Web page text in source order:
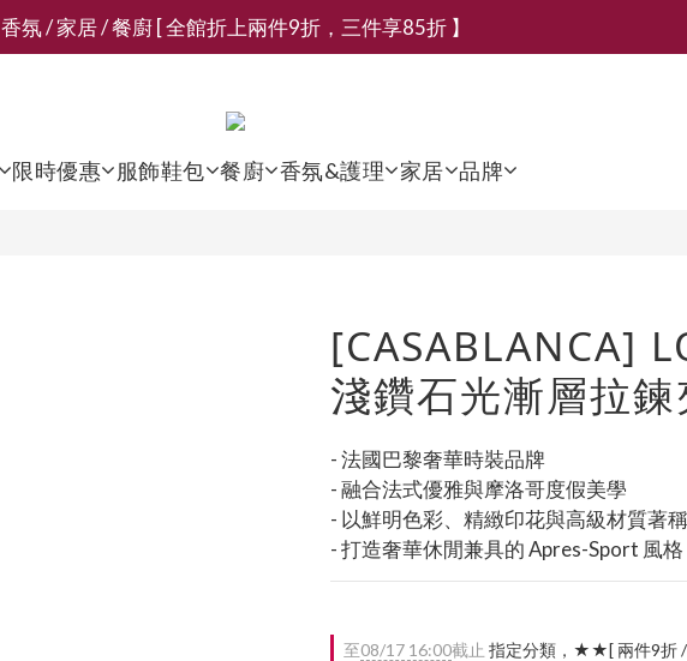
新會員募集現領抵用千元購物金
香氛 / 家居 / 餐廚 [ 全館折上兩件9折，三件享85折 】
限時優惠 服飾鞋包 餐廚 香氛&護理 家居 品牌
[CASABLANCA]
淺鑽石光漸層拉鍊
- 法國巴黎奢華時裝品牌
- 融合法式優雅與摩洛哥度假美學
- 以鮮明色彩、精緻印花與高級材質著稱
- 打造奢華休閒兼具的 Apres-Sport 風格
至08/17 16:00截止 指定分類，★★[ 兩件9折 /